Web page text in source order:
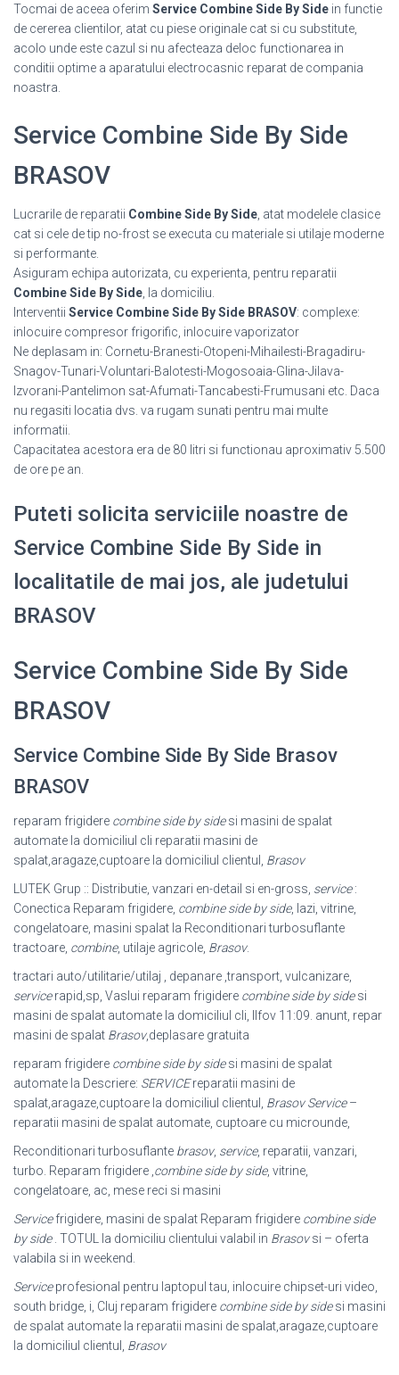
Tocmai de aceea oferim Service Combine Side By Side in functie
de cererea clientilor, atat cu piese originale cat si cu substitute,
acolo unde este cazul si nu afecteaza deloc functionarea in
conditii optime a aparatului electrocasnic reparat de compania
noastra.
Service Combine Side By Side
BRASOV
Lucrarile de reparatii Combine Side By Side , atat modelele clasice
cat si cele de tip no-frost se executa cu materiale si utilaje moderne
si performante.
Asiguram echipa autorizata, cu experienta, pentru reparatii
Combine Side By Side , la domiciliu.
Interventii Service Combine Side By Side BRASOV: complexe:
inlocuire compresor frigorific, inlocuire vaporizator
Ne deplasam in: Cornetu-Branesti-Otopeni-Mihailesti-Bragadiru-
Snagov-Tunari-Voluntari-Balotesti-Mogosoaia-Glina-Jilava-
Izvorani-Pantelimon sat-Afumati-Tancabesti-Frumusani etc. Daca
nu regasiti locatia dvs. va rugam sunati pentru mai multe
informatii.
Capacitatea acestora era de 80 litri si functionau aproximativ 5.500
de ore pe an.
Puteti solicita serviciile noastre de
Service Combine Side By Side in
localitatile de mai jos, ale judetului
BRASOV
Service Combine Side By Side
BRASOV
Service Combine Side By Side Brasov
BRASOV
reparam frigidere combine side by sidesi masini de spalat
automate la domiciliul cli reparatii masini de
spalat,aragaze,cuptoare la domiciliul clientul, Brasov
LUTEK Grup :: Distributie, vanzari en-detail si en-gross, service:
Conectica Reparam frigidere, combine side by side, lazi, vitrine,
congelatoare, masini spalat la Reconditionari turbosuflante
tractoare, combine, utilaje agricole, Brasov.
tractari auto/utilitarie/utilaj , depanare ,transport, vulcanizare,
servicerapid,sp, Vaslui reparam frigidere combine side by sidesi
masini de spalat automate la domiciliul cli, Ilfov 11:09. anunt, repar
masini de spalat Brasov,deplasare gratuita
reparam frigidere combine side by sidesi masini de spalat
automate la Descriere: SERVICEreparatii masini de
spalat,aragaze,cuptoare la domiciliul clientul, Brasov Service–
reparatii masini de spalat automate, cuptoare cu microunde,
Reconditionari turbosuflante brasov, service, reparatii, vanzari,
turbo. Reparam frigidere , combine side by side, vitrine,
congelatoare, ac, mese reci si masini
Servicefrigidere, masini de spalat Reparam frigidere combine side
by side. TOTUL la domiciliu clientului valabil in Brasovsi – oferta
valabila si in weekend.
Serviceprofesional pentru laptopul tau, inlocuire chipset-uri video,
south bridge, i , Cluj reparam frigidere combine side by sidesi masini
de spalat automate la reparatii masini de spalat,aragaze,cuptoare
la domiciliul clientul, Brasov